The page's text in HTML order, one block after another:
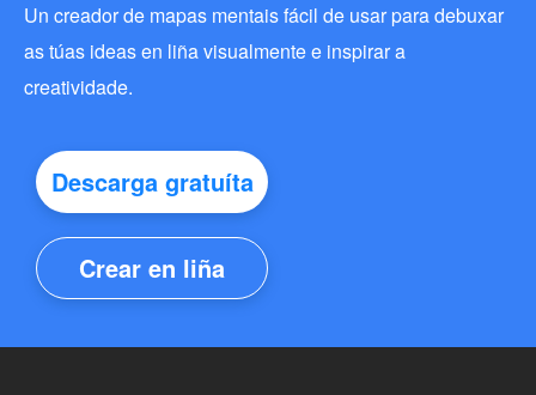
Un creador de mapas mentais fácil de usar para debuxar
as túas ideas en liña visualmente e inspirar a
creatividade.
Descarga gratuíta
Crear en liña